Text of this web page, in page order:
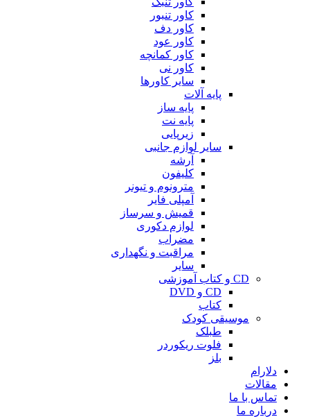
کاور تنبور
کاور دف
کاور عود
کاور کمانچه
کاور نی
سایر کاورها
پایه آلات
پایه ساز
پایه نت
زیرپایی
سایر لوازم جانبی
آرشه
کلیفون
مترونوم و تیونر
آمپلی فایر
قمیش و سرساز
لوازم دکوری
مضراب
مراقبت و نگهداری
سایر
CD و کتاب آموزشی
CD و DVD
کتاب
موسیقی کودک
طبلک
فلوت ریکوردر
بلز
دلارام
مقالات
تماس با ما
درباره ما